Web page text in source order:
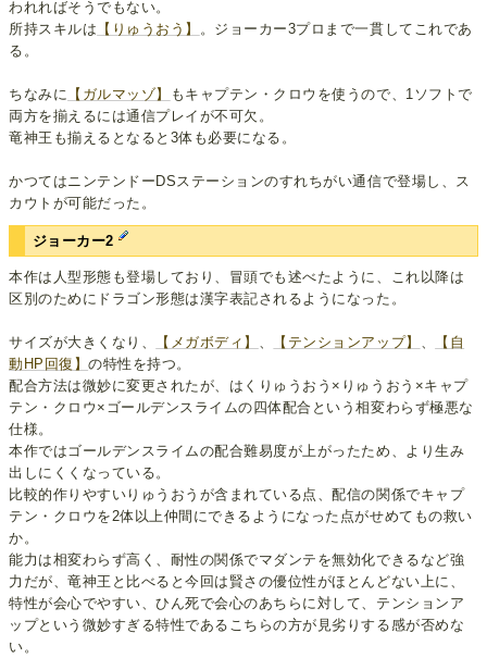
われればそうでもない。
所持スキルは 【りゅうおう】 。ジョーカー3プロまで一貫してこれであ
る。
ちなみに 【ガルマッゾ】
もキャプテン・クロウを使うので、1ソフトで
両方を揃えるには通信プレイが不可欠。
竜神王も揃えるとなると3体も必要になる。
かつてはニンテンドーDSステーションのすれちがい通信で登場し、ス
カウトが可能だった。
ジョーカー2
本作は人型形態も登場しており、冒頭でも述べたように、これ以降は
区別のためにドラゴン形態は漢字表記されるようになった。
サイズが大きくなり、 【メガボディ】 【テンションアップ】
【自
動HP回復】の特性を持つ。
配合方法は微妙に変更されたが、はくりゅうおう×りゅうおう×キャプ
テン・クロウ×ゴールデンスライムの四体配合という相変わらず極悪な
仕様。
本作ではゴールデンスライムの配合難易度が上がったため、より生み
出しにくくなっている。
比較的作りやすいりゅうおうが含まれている点、配信の関係でキャプ
テン・クロウを2体以上仲間にできるようになった点がせめてもの救い
か。
能力は相変わらず高く、耐性の関係でマダンテを無効化できるなど強
力だが、竜神王と比べると今回は賢さの優位性がほとんどない上に、
特性が会心でやすい、ひん死で会心のあちらに対して、テンションア
ップという微妙すぎる特性であるこちらの方が見劣りする感が否めな
い。